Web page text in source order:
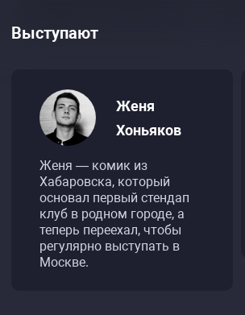
Выступают
Женя
Хоньяков
Женя — комик из
Хабаровска, который
основал первый стендап
клуб в родном городе, а
теперь переехал, чтобы
регулярно выступать в
Москве.